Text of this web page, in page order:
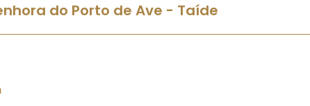
do Porto de Ave - Taíde